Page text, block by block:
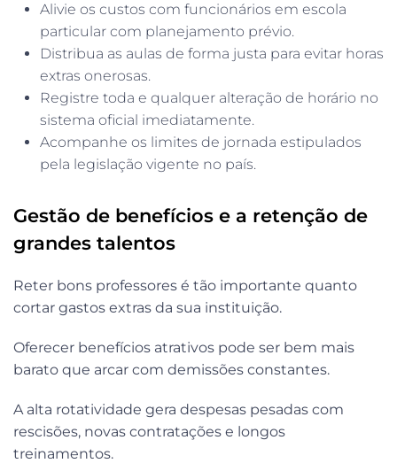
Alivie os custos com funcionários em escola
particular com planejamento prévio.
Distribua as aulas de forma justa para evitar horas
extras onerosas.
Registre toda e qualquer alteração de horário no
sistema oficial imediatamente.
Acompanhe os limites de jornada estipulados
pela legislação vigente no país.
Gestão de benefícios e a retenção de
grandes talentos
Reter bons professores é tão importante quanto
cortar gastos extras da sua instituição.
Oferecer benefícios atrativos pode ser bem mais
barato que arcar com demissões constantes.
A alta rotatividade gera despesas pesadas com
rescisões, novas contratações e longos
treinamentos.